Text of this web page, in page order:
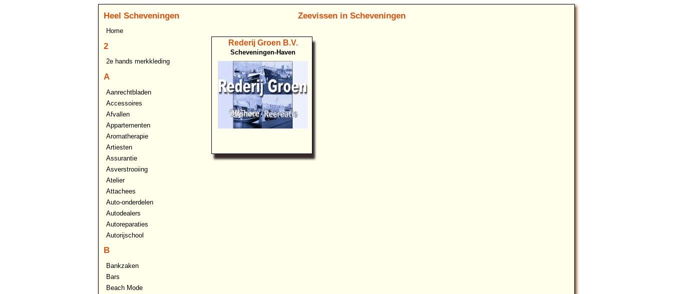
Heel Scheveningen
Home
2
2e hands merkkleding
A
Aanrechtbladen
Accessoires
Afvallen
Appartementen
Aromatherapie
Artiesten
Assurantie
Asverstrooiing
Atelier
Attachees
Auto-onderdelen
Autodealers
Autoreparaties
Autorijschool
B
Bankzaken
Bars
Beach Mode
Zeevissen in Scheveningen
Rederij Groen B.V.
Scheveningen-Haven